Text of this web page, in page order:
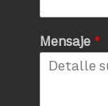
Mensaje *